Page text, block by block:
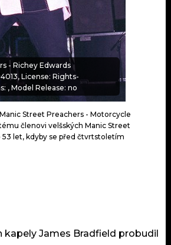
- Richey Edwards
License: Rights-
, Model Release: no
Manic Street Preachers - Motorcycle
členovi velšských Manic Street
53 let, kdyby se před čtvrtstoletím
kapely James Bradfield probudil